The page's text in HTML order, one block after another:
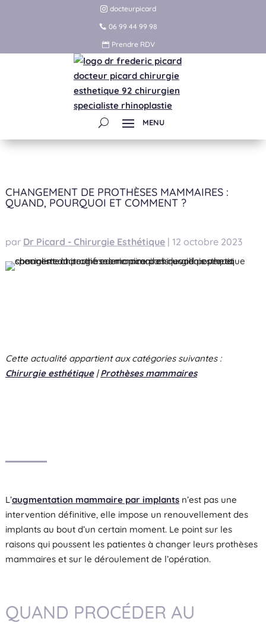
docteurpicard
06 99 44 99 98
Prendre RDV
CHANGEMENT DE PROTHÈSES MAMMAIRES :
QUAND, POURQUOI ET COMMENT ?
par Dr Picard - Chirurgie Esthétique| 12 octobre 2023
Cette actualité appartient aux catégories suivantes :
Chirurgie esthétique|Prothèses mammaires
L’augmentation mammaire par implantsn’est pas une
intervention définitive, elle impose un renouvellement des
implants au bout d’un certain moment. Le point sur les
raisons qui poussent les patientes à changer leurs prothèses
mammaires et sur le déroulement de l’opération.
QUAND PROCÉDER AU